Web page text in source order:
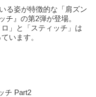
る姿が特徴的な「肩ズン
チ』の第2弾が登場。
」と「スティッチ」は
います。
チ Part2